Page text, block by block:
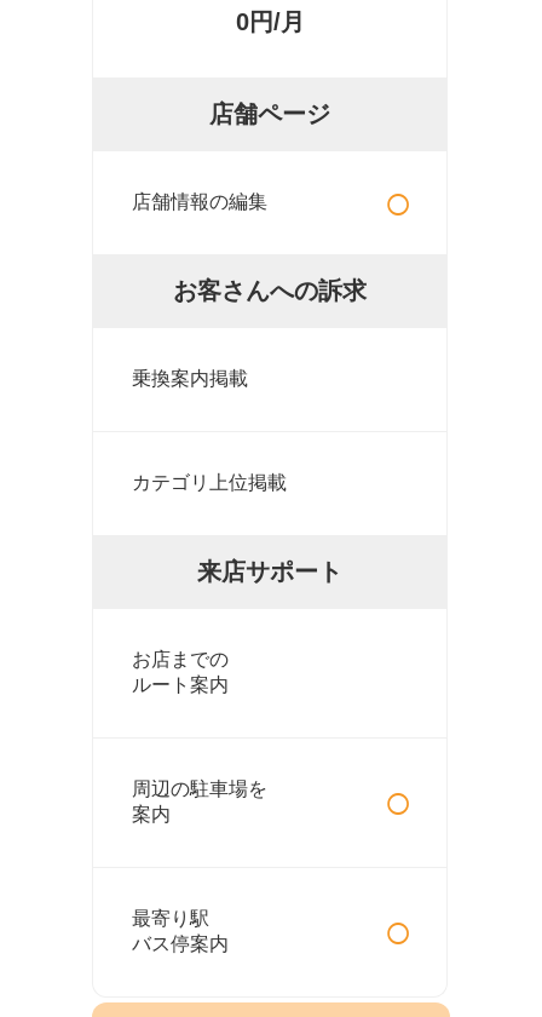
0円/月
店舗ページ
店舗情報の編集 ○
お客さんへの訴求
乗換案内掲載
カテゴリ上位掲載
来店サポート
お店までの
ルート案内
周辺の駐車場を
案内
○
最寄り駅
バス停案内
○